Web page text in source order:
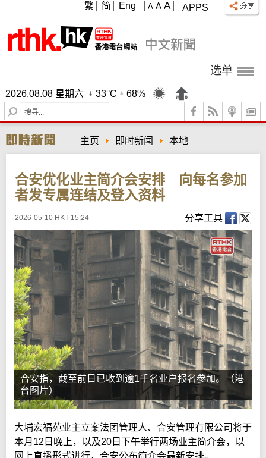
APPS
A A A
繁 简 Eng
选单
2026.08.08 星期六 33°C
68%
S
e
r
c
主页 即时新闻 本地
合安优化业主简介会安排 向每名参加
者发专属连结及登入资料
2026-05-10 HKT 15:24 分享工具
合安指，截至前日已收到逾1千名业户报名参加。（港
台图片）
大埔宏福苑业主立案法团管理人、合安管理有限公司将于
本月12日晚上，以及20日下午举行两场业主简介会，以